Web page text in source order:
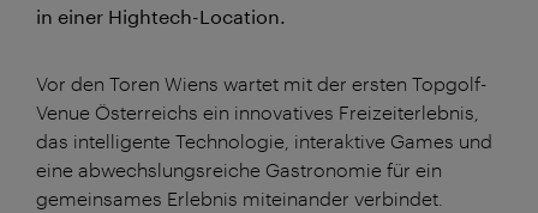
in einer Hightech-Location.
Vor den Toren Wiens wartet mit der ersten Topgolf-
Venue Österreichs ein innovatives Freizeiterlebnis,
das intelligente Technologie, interaktive Games und
eine abwechslungsreiche Gastronomie für ein
gemeinsames Erlebnis miteinander verbindet.